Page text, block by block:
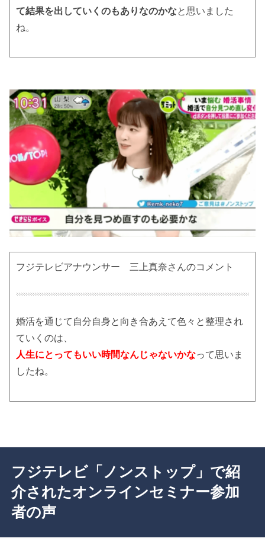
て結果を出していくのもありなのかなと思いました
ね。
フジテレビアナウンサー 三上真奈さんのコメント
婚活を通じて自分自身と向き合あえて色々と整理され
ていくのは、
人生にとってもいい時間なんじゃないかなって思いま
したね。
フジテレビ「ノンストップ」で紹
介されたオンラインセミナー参加
者の声